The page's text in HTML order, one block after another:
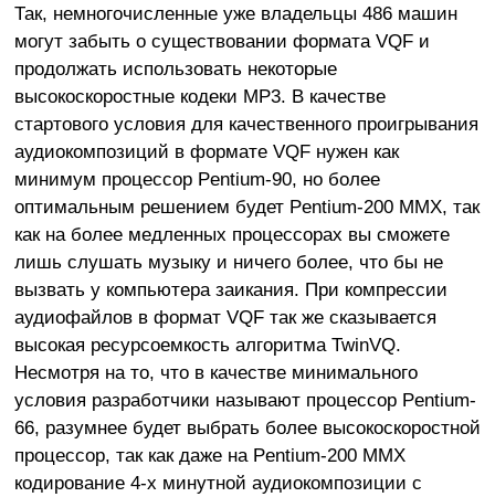
Так, немногочисленные уже владельцы 486 машин
могут забыть о существовании формата VQF и
продолжать использовать некоторые
высокоскоростные кодеки MP3. В качестве
стартового условия для качественного проигрывания
аудиокомпозиций в формате VQF нужен как
минимум процессор Pentium-90, но более
оптимальным решением будет Pentium-200 MMX, так
как на более медленных процессорах вы сможете
лишь слушать музыку и ничего более, что бы не
вызвать у компьютера заикания. При компрессии
аудиофайлов в формат VQF так же сказывается
высокая ресурсоемкость алгоритма TwinVQ.
Несмотря на то, что в качестве минимального
условия разработчики называют процессор Pentium-
66, разумнее будет выбрать более высокоскоростной
процессор, так как даже на Pentium-200 MMX
кодирование 4-х минутной аудиокомпозиции с